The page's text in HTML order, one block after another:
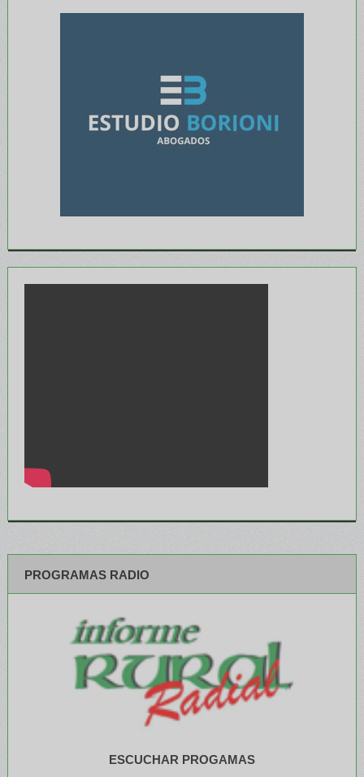
PROGRAMAS RADIO
ESCUCHAR PROGAMAS